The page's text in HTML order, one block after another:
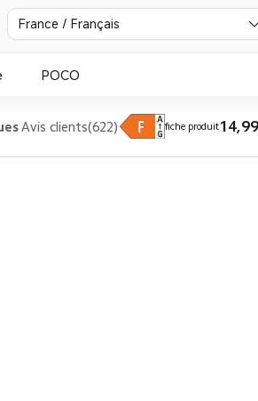
France / Français
POCO
Avis clients(622) fiche produit